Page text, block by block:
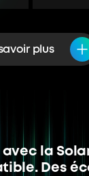
plus
la
Des